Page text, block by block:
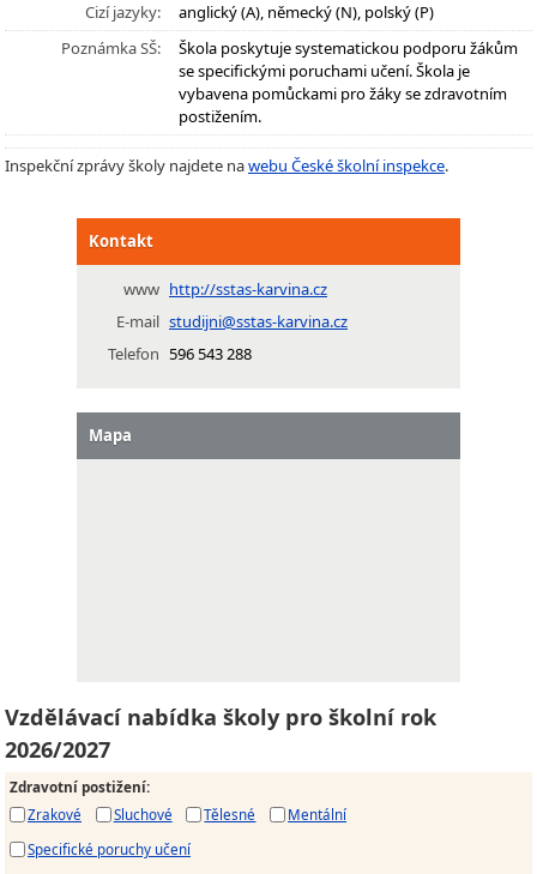
Cizí jazyky:
anglický (A), německý (N), polský (P)
Poznámka SŠ:
Škola poskytuje systematickou podporu žákům
se specifickými poruchami učení. Škola je
vybavena pomůckami pro žáky se zdravotním
postižením.
Inspekční zprávy školy najdete nawebu České školní inspekce.
Kontakt
www http://sstas-karvina.cz
E-mail studijni@sstas-karvina.cz
Telefon 596 543 288
Mapa
Vzdělávací nabídka školy pro školní rok
2026/2027
Zdravotní postižení:
Zrakové
Sluchové Tělesné
Mentální
Specifické poruchy učení